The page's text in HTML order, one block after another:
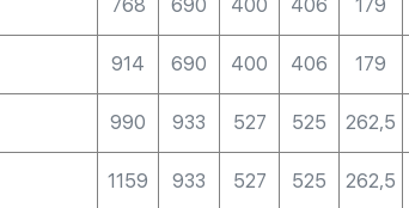
768 690 400 406 179
914 690 400 406 179
990 933 527 525 262,5
1159 933 527 525 262,5